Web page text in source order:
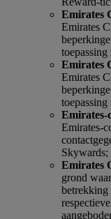
Emirates
Emirates
toepassing
Emirates
Emirates
toepassing
Emirates-
Emirates-
Skywards;
Emirates
grond
betrekking